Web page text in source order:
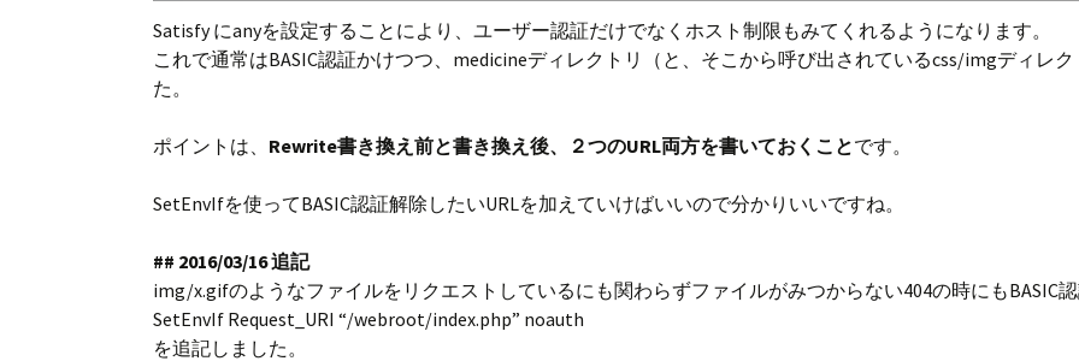
Satisfy にanyを設定することにより、ユーザー認証だけでなくホスト制限もみてくれるようになります。
これで通常はBASIC認証かけつつ、medicineディレクトリ（と、そこから呼び出されているcss/imgディレ
た。
ポイントは、 Rewrite書き換え前と書き換え後、２つのURL両方を書いておくことです。
SetEnvIfを使ってBASIC認証解除したいURLを加えていけばいいので分かりいいですね。
## 2016/03/16 追記
img/x.gifのようなファイルをリクエストしているにも関わらずファイルがみつからない404の時にもBASIC
SetEnvIf Request_URI “/webroot/index.php” noauth
を追記しました。